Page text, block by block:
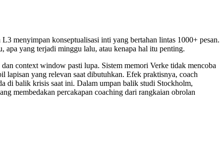
menyimpan konseptualisasi inti yang bertahan lintas 1000+ pesan.
yang terjadi minggu lalu, atau kenapa hal itu penting.
context window pasti lupa. Sistem memori Verke tidak mencoba
yang relevan saat dibutuhkan. Efek praktisnya, coach
di balik krisis saat ini. Dalam umpan balik studi Stockholm,
membedakan percakapan coaching dari rangkaian obrolan